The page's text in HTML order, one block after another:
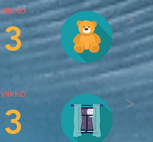
VIIKKO
3 >
VIIKKO
3 >